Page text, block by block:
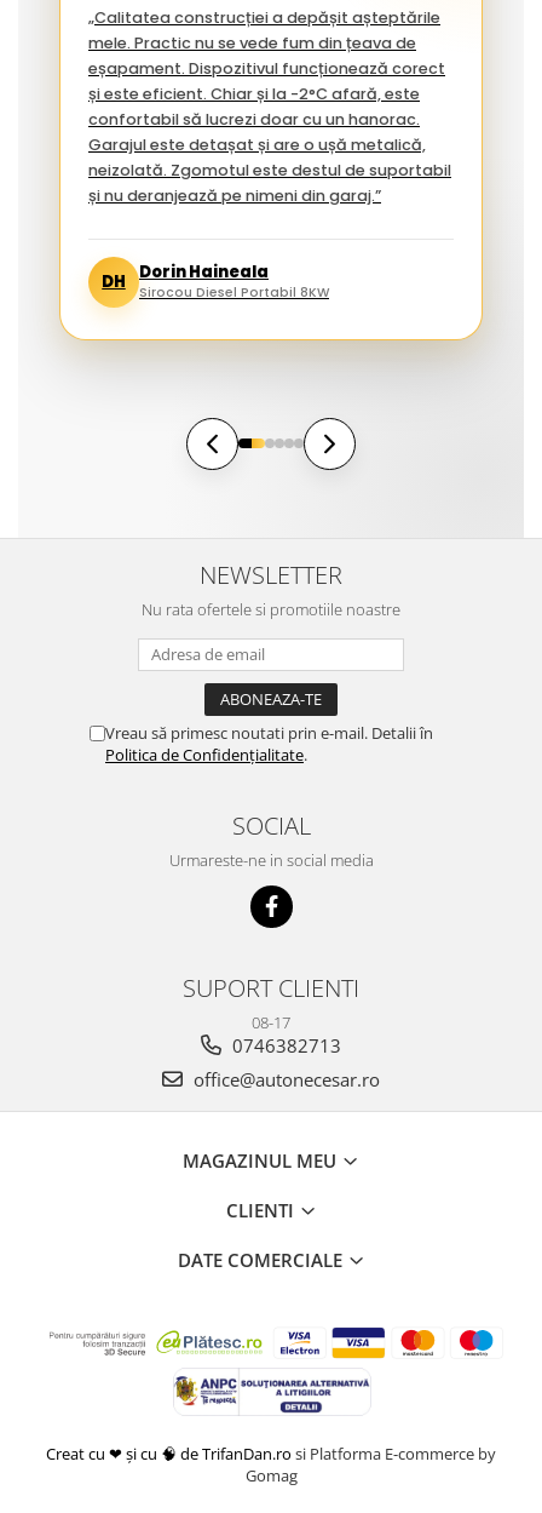
„Calitatea construcției a depășit așteptările
mele. Practic nu se vede fum din țeava de
eșapament. Dispozitivul funcționează corect
și este eficient. Chiar și la -2°C afară, este
confortabil să lucrezi doar cu un hanorac.
Garajul este detașat și are o ușă metalică,
neizolată. Zgomotul este destul de suportabil
și nu deranjează pe nimeni din garaj.”
DH Dorin Haineala
Sirocou Diesel Portabil 8KW
NEWSLETTER
Nu rata ofertele si promotiile noastre
Vreau să primesc noutati prin e-mail. Detalii în
Politica de Confidențialitate.
SOCIAL
Urmareste-ne in social media
SUPORT CLIENTI
08-17
0746382713
office@autonecesar.ro
MAGAZINUL MEU
CLIENTI
DATE COMERCIALE
Creat cu ❤ și cu 🧠 de TrifanDan.ro si Platforma E-commerce by
Gomag